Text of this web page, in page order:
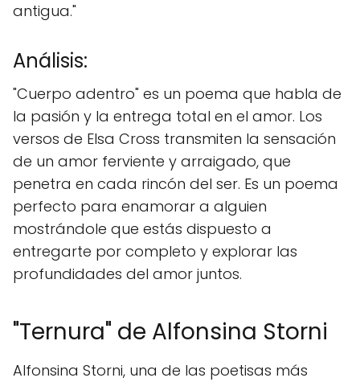
antigua."
Análisis:
"Cuerpo adentro" es un poema que habla de
la pasión y la entrega total en el amor. Los
versos de Elsa Cross transmiten la sensación
de un amor ferviente y arraigado, que
penetra en cada rincón del ser. Es un poema
perfecto para enamorar a alguien
mostrándole que estás dispuesto a
entregarte por completo y explorar las
profundidades del amor juntos.
"Ternura" de Alfonsina Storni
Alfonsina Storni, una de las poetisas más